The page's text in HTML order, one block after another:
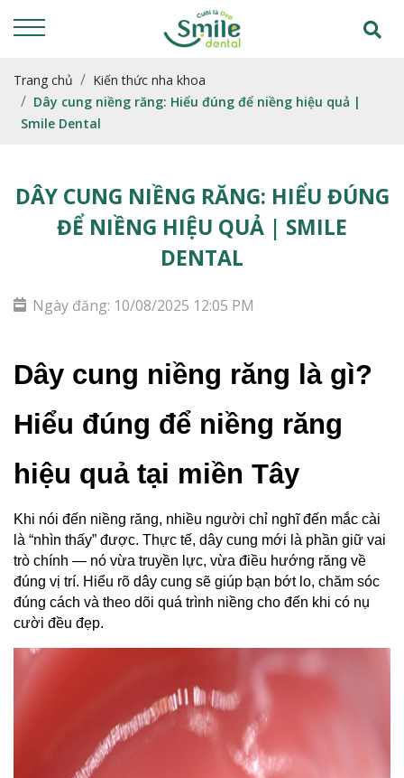
Trang chủ
Kiến thức nha khoa
Dây cung niềng răng: Hiểu đúng để niềng hiệu quả |
Smile Dental
DÂY CUNG NIỀNG RĂNG: HIỂU ĐÚNG
ĐỂ NIỀNG HIỆU QUẢ | SMILE
DENTAL
Ngày đăng: 10/08/2025 12:05 PM
Dây cung niềng răng là gì?
Hiểu đúng để niềng răng
hiệu quả tại miền Tây
Khi nói đến niềng răng, nhiều người chỉ nghĩ đến mắc cài
là “nhìn thấy” được. Thực tế, dây cung mới là phần giữ vai
trò chính — nó vừa truyền lực, vừa điều hướng răng về
đúng vị trí. Hiểu rõ dây cung sẽ giúp bạn bớt lo, chăm sóc
đúng cách và theo dõi quá trình niềng cho đến khi có nụ
cười đều đẹp.